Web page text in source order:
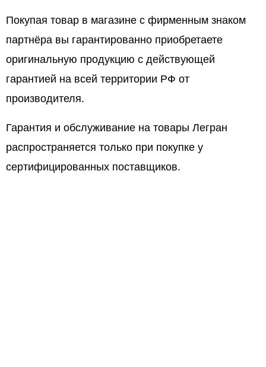
Покупая товар в магазине с фирменным знаком
партнёра вы гарантированно приобретаете
оригинальную продукцию с действующей
гарантией на всей территории РФ от
производителя.
Гарантия и обслуживание на товары Легран
распространяется только при покупке у
сертифицированных поставщиков.